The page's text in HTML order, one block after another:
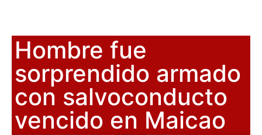
Hombre fue
sorprendido armado
con salvoconducto
vencido en Maicao